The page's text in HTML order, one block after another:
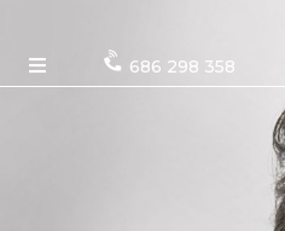
686 298 358